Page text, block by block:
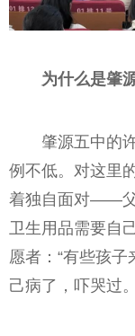
为什么是肇
肇源五中的
例不低。对这里
着独自面对——父
卫生用品需要自
愿者：“有些孩
己病了，吓哭过